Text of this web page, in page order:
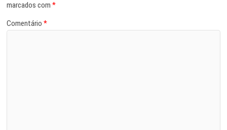
marcados com*
Comentário*